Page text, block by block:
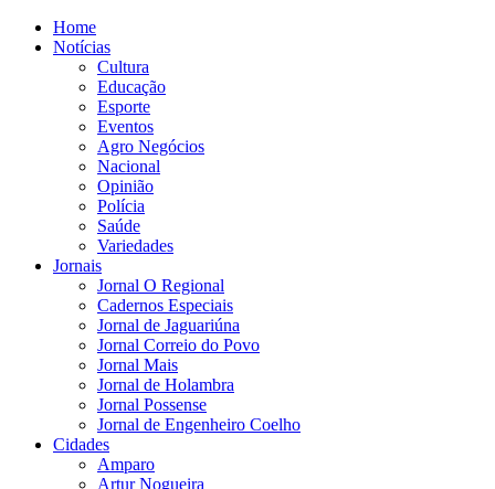
Home
Notícias
Cultura
Educação
Esporte
Eventos
Agro Negócios
Nacional
Opinião
Polícia
Saúde
Variedades
Jornais
Jornal O Regional
Cadernos Especiais
Jornal de Jaguariúna
Jornal Correio do Povo
Jornal Mais
Jornal de Holambra
Jornal Possense
Jornal de Engenheiro Coelho
Cidades
Amparo
Artur Nogueira